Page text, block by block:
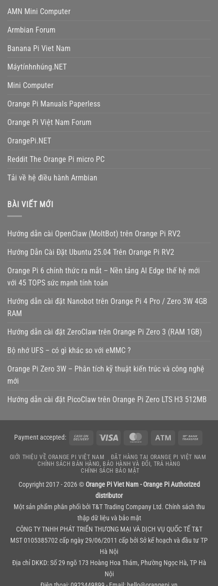
AMN Mini Computer
Armbian Forum
Banana Pi Viet Nam
Máytínhnhúng.NET
Mini Computer
Orange Pi Manuals Paperless
Orange Pi Việt Nam Forum
OrangePi.NET
Reddit The Orange Pi micro PC
Tải về hệ điều hành Armbian
BÀI VIẾT MỚI
Hướng dẫn cài OpenClaw (MoltBot) trên Orange Pi RV2
Hướng Dẫn Cài Đặt Ubuntu 25.04 Trên Orange Pi RV2
Orange Pi 6 chính thức ra mắt – Nền tảng AI Edge thế hệ mới
với 45 TOPS sức mạnh tính toán
Hướng dẫn cài đặt Nanobot trên Orange Pi 4 Pro / Zero 3W 4GB
RAM
Hướng dẫn cài đặt ZeroClaw trên Orange Pi Zero 3 (RAM 1GB)
Bộ nhớ UFS – có gì khác so với eMMC ?
Orange Pi Zero 3W – Phân tích kỹ thuật kiến trúc và công nghệ
mới
Hướng dẫn cài đặt PicoClaw trên Orange Pi Zero LTS H3 512MB
Payment accepted:
Cash
Delivery
MasterCard Atm
GIỚI THIỆU VỀ ORANGE PI VIỆT NAM
ĐẶT HÀNG TẠI ORANGE PI VIỆT NAM
CHÍNH SÁCH BÁN HÀNG, BẢO HÀNH VÀ ĐỔI, TRẢ HÀNG
CHÍNH SÁCH BẢO MẬT
Copyright 2017 - 2026 © Orange Pi Viet Nam - Orange Pi Authorized
distributor
Một sản phẩm phân phối bởiT&T Trading Company Ltd. Chính sách thu
thập dữ liệu và bảo mật
CÔNG TY TNHH PHÁT TRIỂN THƯƠNG MẠI VÀ DỊCH VỤ QUỐC TẾ T&T
MST 0105385702 cấp ngày 29/06/2011 cấp bởi Sở kế hoạch và đầu tư TP
Hà Nội
Địa chỉ DKKD: Số 29 ngõ 173 Hoàng Hoa Thám, Phường Ngọc Hà, TP Hà
Nội